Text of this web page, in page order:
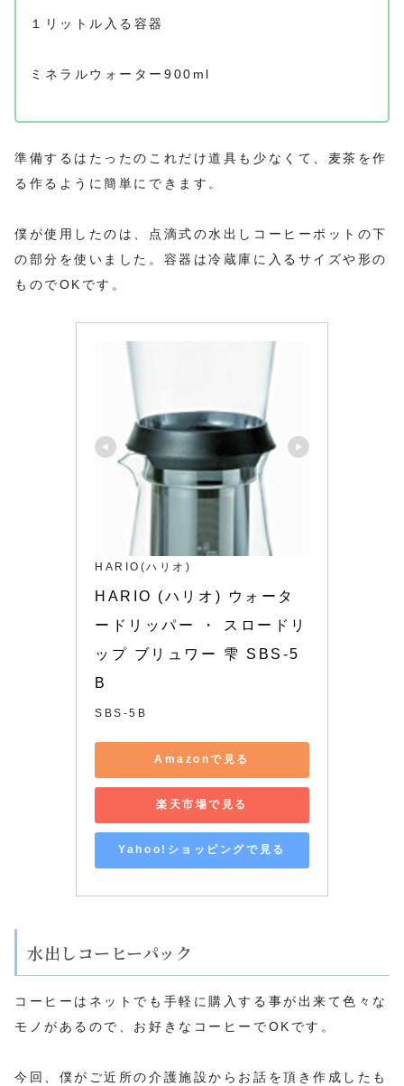
１リットル入る容器
ミネラルウォーター900ml
準備するはたったのこれだけ道具も少なくて、麦茶を作
る作るように簡単にできます。
僕が使用したのは、点滴式の水出しコーヒーポットの下
の部分を使いました。容器は冷蔵庫に入るサイズや形の
ものでOKです。
HARIO(ハリオ)
HARIO (ハリオ) ウォータ
ードリッパー ・ スロードリ
ップ ブリュワー 雫 SBS-5
B
SBS-5B
Amazonで見る
楽天市場で見る
Yahoo!ショッピングで見る
水出しコーヒーパック
コーヒーはネットでも手軽に購入する事が出来て色々な
モノがあるので、お好きなコーヒーでOKです。
今回、僕がご近所の介護施設からお話を頂き作成したも